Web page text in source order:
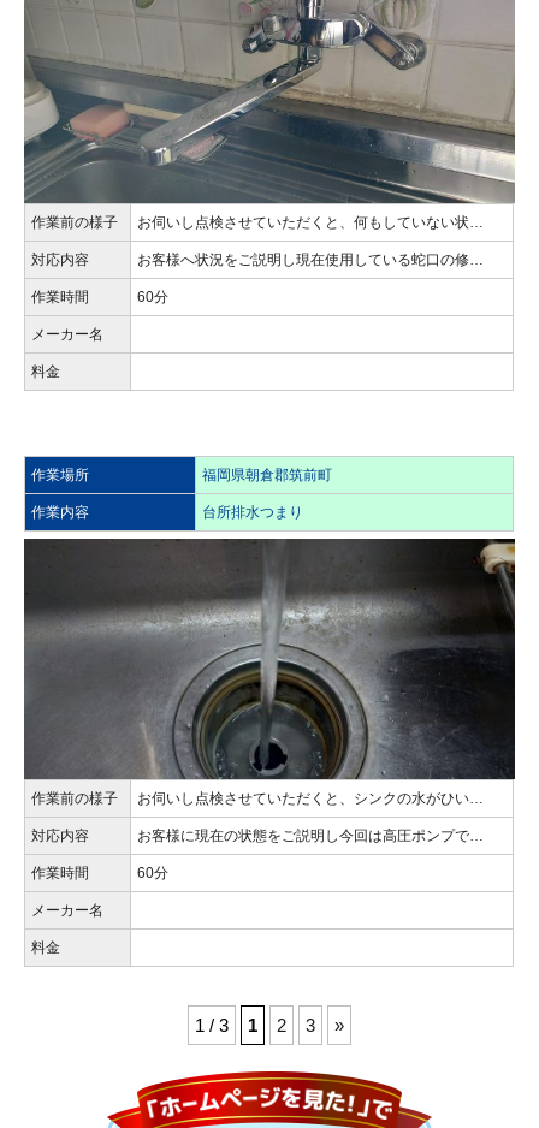
作業前の様子 お伺いし点検させていただくと、何もしていない状…
対応内容 お客様へ状況をご説明し現在使用している蛇口の修…
作業時間 60分
メーカー名
料金
作業場所 福岡県朝倉郡筑前町
作業内容 台所排水つまり
作業前の様子 お伺いし点検させていただくと、シンクの水がひい…
対応内容 お客様に現在の状態をご説明し今回は高圧ポンプで…
作業時間 60分
メーカー名
料金
1 / 3 1 2 3 »